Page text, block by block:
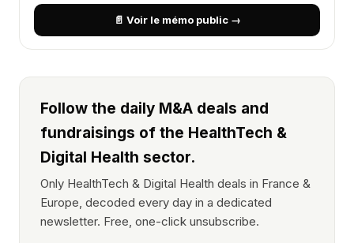
📄 Voir le mémo public →
Follow the daily M&A deals and
fundraisings of the HealthTech &
Digital Health sector.
Only HealthTech & Digital Health deals in France &
Europe, decoded every day in a dedicated
newsletter. Free, one-click unsubscribe.